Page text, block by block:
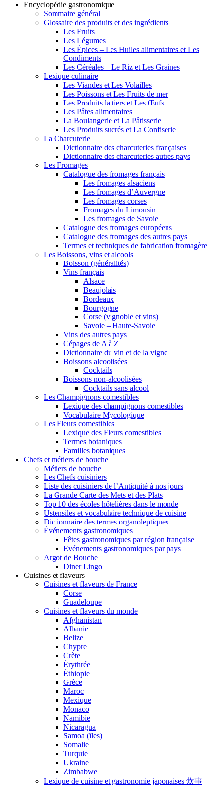
Encyclopédie gastronomique
Sommaire général
Glossaire des produits et des ingrédients
Les Fruits
Les Légumes
Les Épices – Les Huiles alimentaires et Les
Condiments
Les Céréales – Le Riz et Les Graines
Lexique culinaire
Les Viandes et Les Volailles
Les Poissons et Les Fruits de mer
Les Produits laitiers et Les Œufs
Les Pâtes alimentaires
La Boulangerie et La Pâtisserie
Les Produits sucrés et La Confiserie
La Charcuterie
Dictionnaire des charcuteries françaises
Dictionnaire des charcuteries autres pays
Les Fromages
Catalogue des fromages français
Les fromages alsaciens
Les fromages d’Auvergne
Les fromages corses
Fromages du Limousin
Les fromages de Savoie
Catalogue des fromages européens
Catalogue des fromages des autres pays
Termes et techniques de fabrication fromagère
Les Boissons, vins et alcools
Boisson (généralités)
Vins français
Alsace
Beaujolais
Bordeaux
Bourgogne
Corse (vignoble et vins)
Savoie – Haute-Savoie
Vins des autres pays
Cépages de A à Z
Dictionnaire du vin et de la vigne
Boissons alcoolisées
Cocktails
Boissons non-alcoolisées
Cocktails sans alcool
Les Champignons comestibles
Lexique des champignons comestibles
Vocabulaire Mycologique
Les Fleurs comestibles
Lexique des Fleurs comestibles
Termes botaniques
Familles botaniques
Chefs et métiers de bouche
Métiers de bouche
Les Chefs cuisiniers
Liste des cuisiniers de l’Antiquité à nos jours
La Grande Carte des Mets et des Plats
Top 10 des écoles hôtelières dans le monde
Ustensiles et vocabulaire technique de cuisine
Dictionnaire des termes organoleptiques
Événements gastronomiques
Fêtes gastronomiques par région française
Evénements gastronomiques par pays
Argot de Bouche
Diner Lingo
Cuisines et flaveurs
Cuisines et flaveurs de France
Corse
Guadeloupe
Cuisines et flaveurs du monde
Afghanistan
Albanie
Belize
Chypre
Crète
Érythrée
Éthiopie
Grèce
Maroc
Mexique
Monaco
Namibie
Nicaragua
Samoa (îles)
Somalie
Turquie
Ukraine
Zimbabwe
Lexique de cuisine et gastronomie japonaises 炊事